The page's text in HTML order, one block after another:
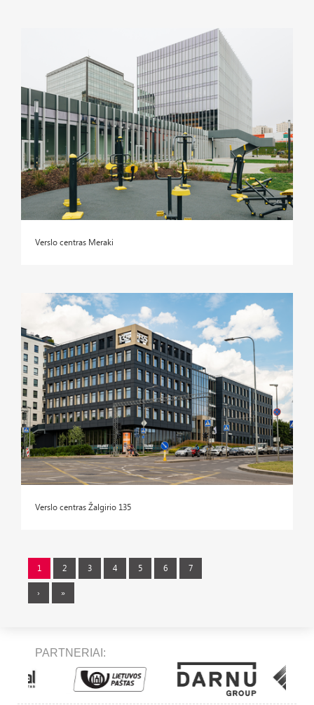
Verslo centras Meraki
Verslo centras Žalgirio 135
1 2 3 4 5 6 7
› »
PARTNERIAI: